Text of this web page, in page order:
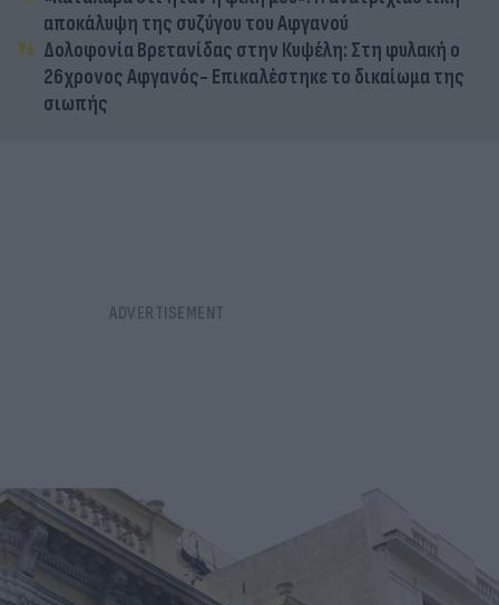
αποκάλυψη της συζύγου του Αφγανού
Δολοφονία Βρετανίδας στην Κυψέλη: Στη φυλακή ο
26χρονος Αφγανός- Επικαλέστηκε το δικαίωμα της
σιωπής